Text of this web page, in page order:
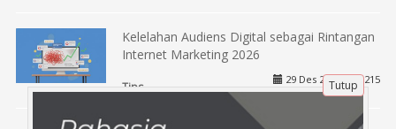
Kelelahan Audiens Digital sebagai Rintangan
Internet Marketing 2026
Tips
29 Des 2025 | 215
Tutup